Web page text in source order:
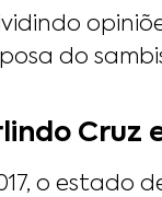
do
Cruz
o estado